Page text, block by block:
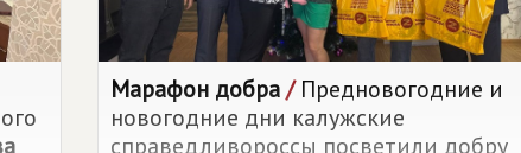
Марафон добра/Предновогодние и
новогодние дни калужские
справедливороссы посветили добру